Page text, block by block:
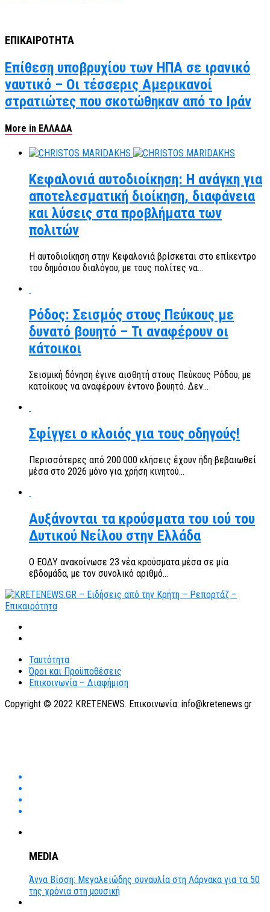
ΕΠΙΚΑΙΡΟΤΗΤΑ
Επίθεση υποβρυχίου των ΗΠΑ σε ιρανικό
ναυτικό – Οι τέσσερις Αμερικανοί
στρατιώτες που σκοτώθηκαν από το Ιράν
More in ΕΛΛΑΔΑ
Κεφαλονιά αυτοδιοίκηση: Η ανάγκη για
αποτελεσματική διοίκηση, διαφάνεια
και λύσεις στα προβλήματα των
πολιτών
Η αυτοδιοίκηση στην Κεφαλονιά βρίσκεται στο επίκεντρο
του δημόσιου διαλόγου, με τους πολίτες να...
Ρόδος: Σεισμός στους Πεύκους με
δυνατό βουητό – Τι αναφέρουν οι
κάτοικοι
Σεισμική δόνηση έγινε αισθητή στους Πεύκους Ρόδου, με
κατοίκους να αναφέρουν έντονο βουητό. Δεν...
Σφίγγει ο κλοιός για τους οδηγούς!
Περισσότερες από 200.000 κλήσεις έχουν ήδη βεβαιωθεί
μέσα στο 2026 μόνο για χρήση κινητού...
Αυξάνονται τα κρούσματα του ιού του
Δυτικού Νείλου στην Ελλάδα
Ο ΕΟΔΥ ανακοίνωσε 23 νέα κρούσματα μέσα σε μία
εβδομάδα, με τον συνολικό αριθμό...
Ταυτότητα
Όροι και Προϋποθέσεις
Επικοινωνία – Διαφήμιση
Copyright © 2022 KRETENEWS. Επικοινωνία: info@kretenews.gr
MEDIA
Άννα Βίσση: Μεγαλειώδης συναυλία στη Λάρνακα για τα 50
της χρόνια στη μουσική